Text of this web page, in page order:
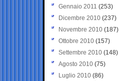
Gennaio 2011 (253)
Dicembre 2010 (237)
Novembre 2010 (187)
Ottobre 2010 (157)
Settembre 2010 (148)
Agosto 2010 (75)
Luglio 2010 (86)